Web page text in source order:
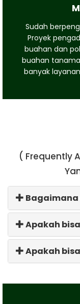
Sudah
Proyek
buahan dan
buahan
banyak
( Frequently
Bagaimana
Apakah
Apakah